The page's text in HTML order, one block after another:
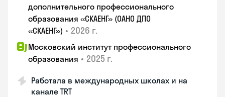
дополнительного профессионального
образования «СКАЕНГ» (ОАНО ДПО
«СКАЕНГ») • 2026 г.
Московский институт профессионального
образования • 2025 г.
Работала в международных школах и на
канале TRT